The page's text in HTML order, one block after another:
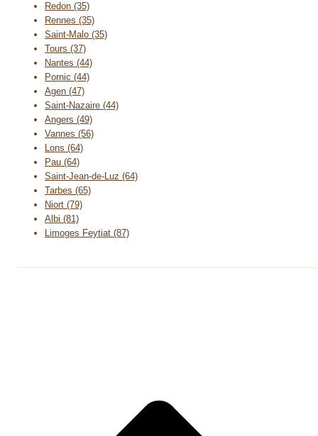
Redon (35)
Rennes (35)
Saint-Malo (35)
Tours (37)
Nantes (44)
Pornic (44)
Agen (47)
Saint-Nazaire (44)
Angers (49)
Vannes (56)
Lons (64)
Pau (64)
Saint-Jean-de-Luz (64)
Tarbes (65)
Niort (79)
Albi (81)
Limoges Feytiat (87)